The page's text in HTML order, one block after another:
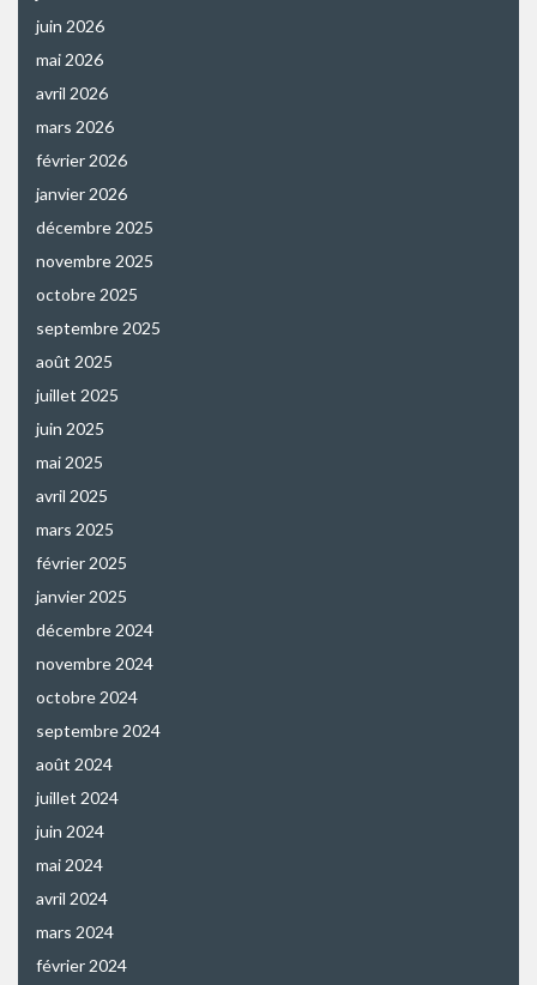
juin 2026
mai 2026
avril 2026
mars 2026
février 2026
janvier 2026
décembre 2025
novembre 2025
octobre 2025
septembre 2025
août 2025
juillet 2025
juin 2025
mai 2025
avril 2025
mars 2025
février 2025
janvier 2025
décembre 2024
novembre 2024
octobre 2024
septembre 2024
août 2024
juillet 2024
juin 2024
mai 2024
avril 2024
mars 2024
février 2024